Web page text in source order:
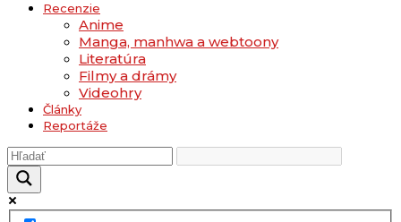
Recenzie
Anime
Manga, manhwa a webtoony
Literatúra
Filmy a drámy
Videohry
Články
Reportáže